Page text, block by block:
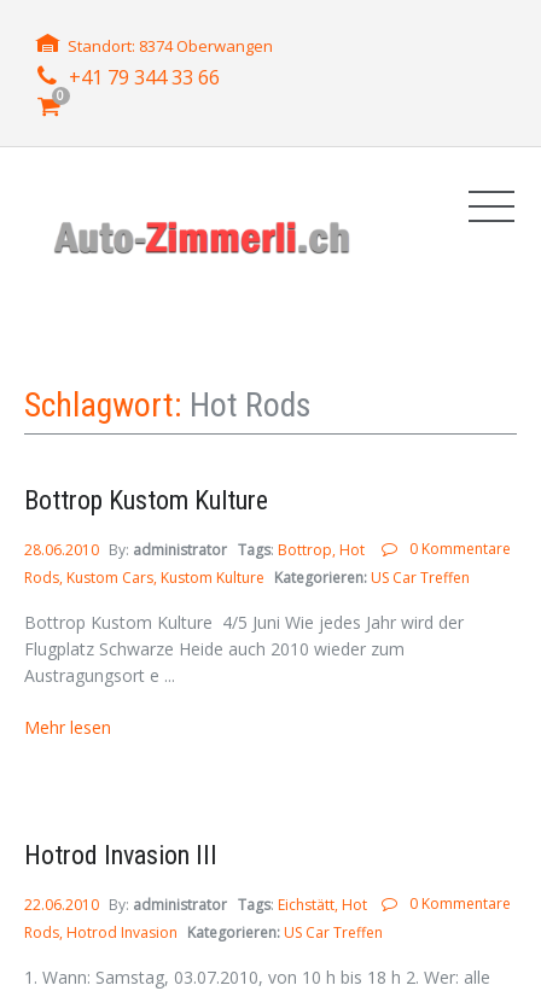
Standort: 8374 Oberwangen
+41 79 344 33 66
0
Schlagwort: Hot Rods
Bottrop Kustom Kulture
0 Kommentare
28.06.2010 By: administrator Tags: Bottrop Hot
Rods Kustom Cars Kustom Kulture Kategorieren:US Car Treffen
Bottrop Kustom Kulture 4/5 Juni Wie jedes Jahr wird der
Flugplatz Schwarze Heide auch 2010 wieder zum
Austragungsort e ...
Mehr lesen
Hotrod Invasion III
0 Kommentare
22.06.2010 By: administrator Tags: Eichstätt Hot
Rods Hotrod Invasion Kategorieren:US Car Treffen
1. Wann: Samstag, 03.07.2010, von 10 h bis 18 h 2. Wer: alle